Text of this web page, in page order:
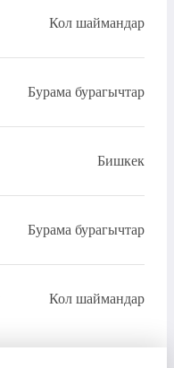
Кол шаймандар
Бурама бурагычтар
Бишкек
Бурама бурагычтар
Кол шаймандар